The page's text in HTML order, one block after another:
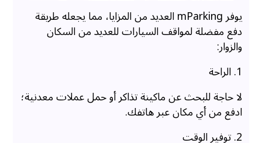
يوفر mParking العديد من المزايا، مما يجعله طريقة
دفع مفضلة لمواقف السيارات للعديد من السكان
والزوار:
1. الراحة
لا حاجة للبحث عن ماكينة تذاكر أو حمل عملات معدنية؛
ادفع من أي مكان عبر هاتفك.
2. توفير الوقت